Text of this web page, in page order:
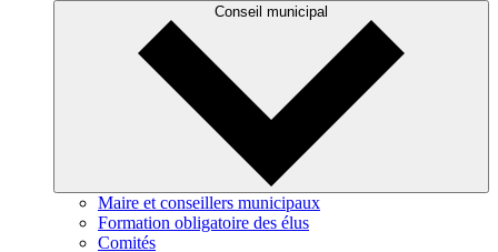
Conseil municipal
Maire et conseillers municipaux
Formation obligatoire des élus
Comités